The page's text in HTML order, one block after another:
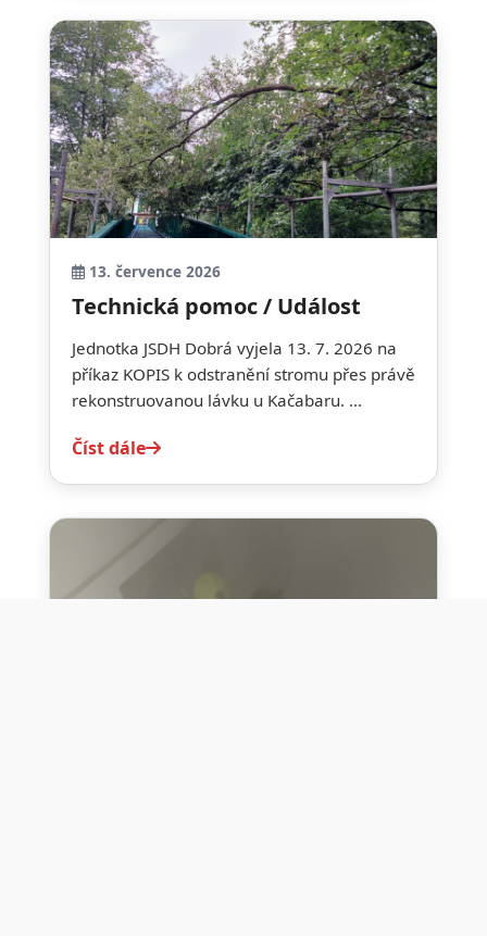
13. července 2026
Technická pomoc / Událost
Jednotka JSDH Dobrá vyjela 13. 7. 2026 na
příkaz KOPIS k odstranění stromu přes právě
rekonstruovanou lávku u Kačabaru. ...
Číst dále